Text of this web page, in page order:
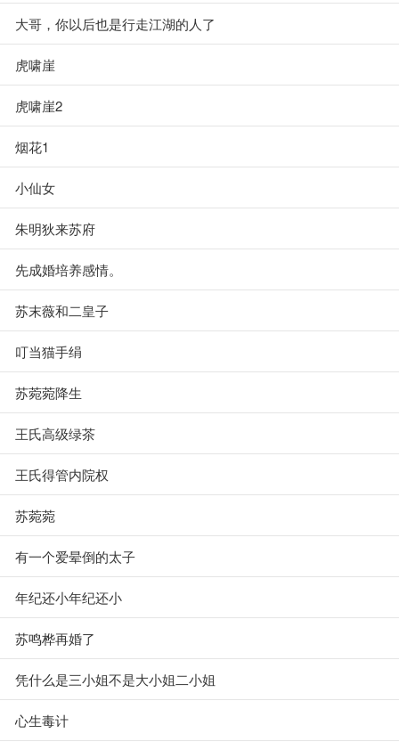
大哥，你以后也是行走江湖的人了
虎啸崖
虎啸崖2
烟花1
小仙女
朱明狄来苏府
先成婚培养感情。
苏末薇和二皇子
叮当猫手绢
苏菀菀降生
王氏高级绿茶
王氏得管内院权
苏菀菀
有一个爱晕倒的太子
年纪还小年纪还小
苏鸣桦再婚了
凭什么是三小姐不是大小姐二小姐
心生毒计